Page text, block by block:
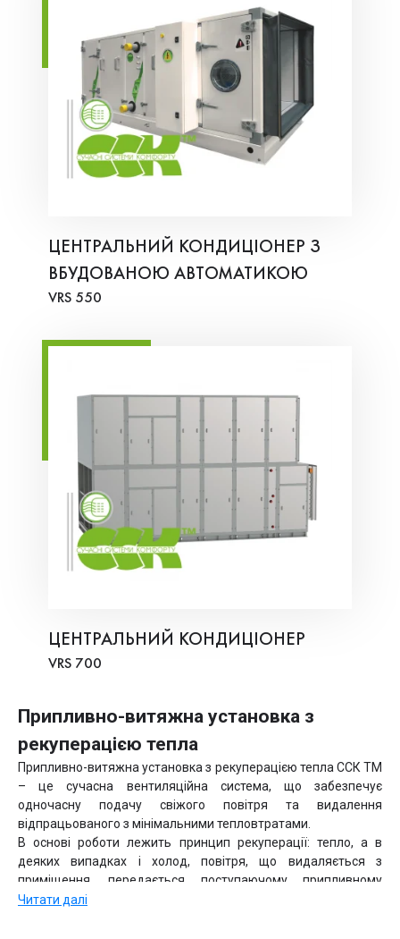
ЦЕНТРАЛЬНИЙ КОНДИЦІОНЕР З
ВБУДОВАНОЮ АВТОМАТИКОЮ
VRS 550
ЦЕНТРАЛЬНИЙ КОНДИЦІОНЕР
VRS 700
Припливно-витяжна установка з
рекуперацією тепла
Припливно-витяжна установка з рекуперацією тепла ССК ТМ
– це сучасна вентиляційна система, що забезпечує
одночасну подачу свіжого повітря та видалення
відпрацьованого з мінімальними тепловтратами.
В основі роботи лежить принцип рекуперації: тепло, а в
деяких випадках і холод, повітря, що видаляється з
приміщення, передається поступаючому припливному
повітрю через теплообмінник-рекуператор.
Читати далі